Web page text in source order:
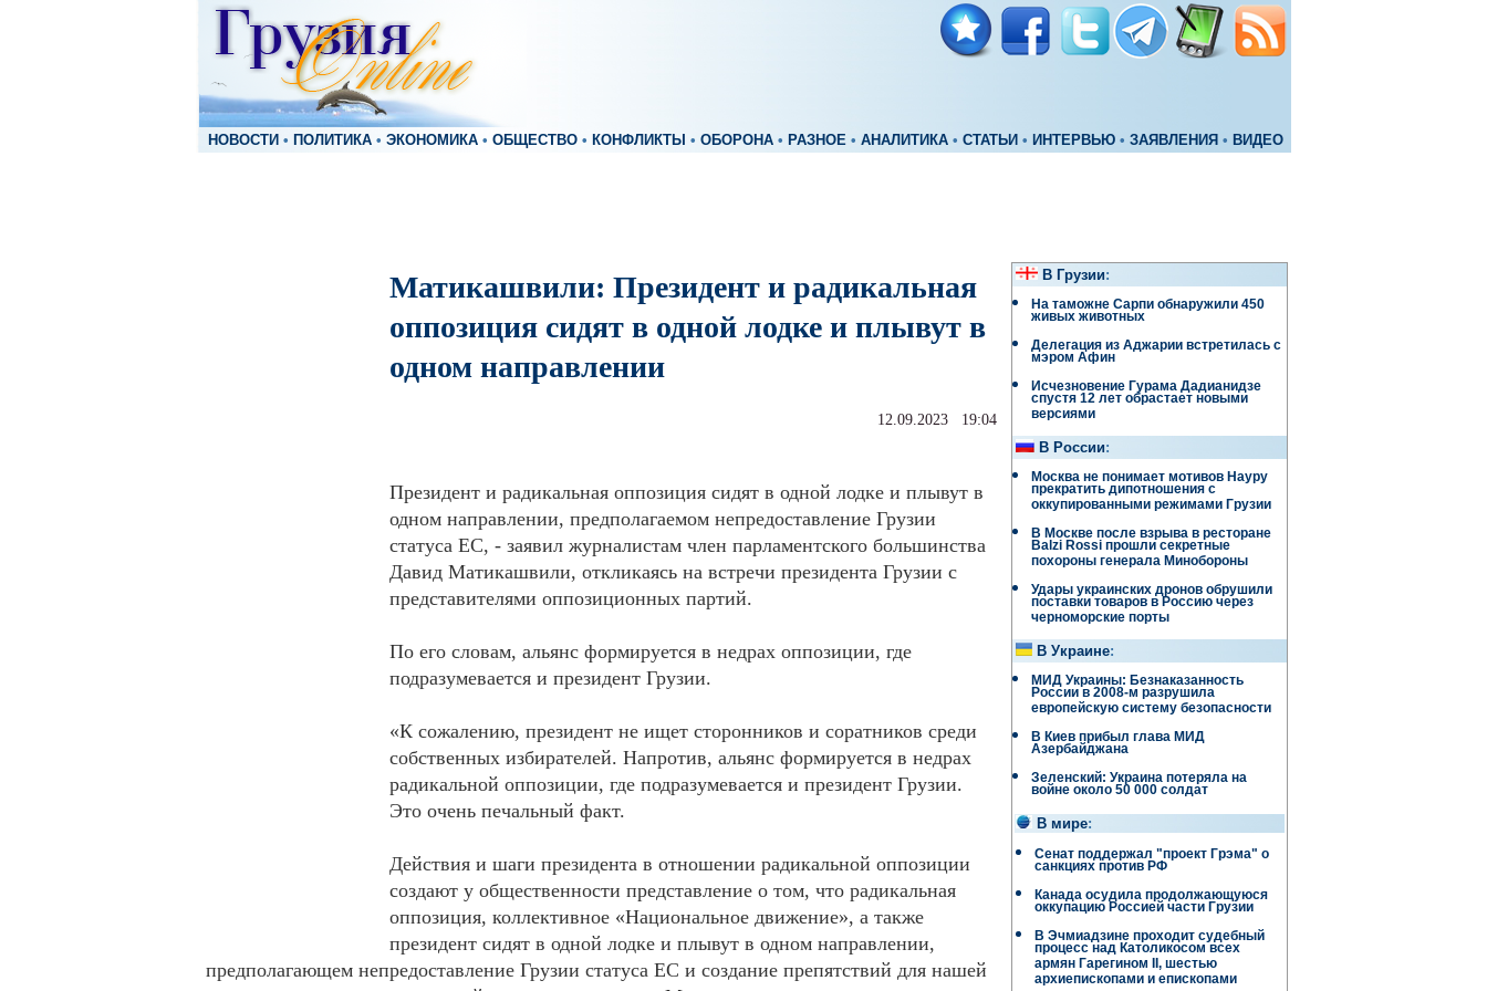
НОВОСТИ • ПОЛИТИКА • ЭКОНОМИКА • ОБЩЕСТВО • КОНФЛИКТЫ • ОБОРОНА • РАЗНОЕ • АНАЛИТИКА • СТАТЬИ • ИНТЕРВЬЮ • ЗАЯВЛЕНИЯ • ВИДЕО
Матикашвили: Президент и радикальная
оппозиция сидят в одной лодке и плывут в
одном направлении
12.09.2023 19:04
Президент и радикальная оппозиция сидят в одной лодке и плывут в
одном направлении, предполагаемом непредоставление Грузии
статуса ЕС, - заявил журналистам член парламентского большинства
Давид Матикашвили, откликаясь на встречи президента Грузии с
представителями оппозиционных партий.
По его словам, альянс формируется в недрах оппозиции, где
подразумевается и президент Грузии.
«К сожалению, президент не ищет сторонников и соратников среди
собственных избирателей. Напротив, альянс формируется в недрах
радикальной оппозиции, где подразумевается и президент Грузии.
Это очень печальный факт.
Действия и шаги президента в отношении радикальной оппозиции
создают у общественности представление о том, что радикальная
оппозиция, коллективное «Национальное движение», а также
президент сидят в одной лодке и плывут в одном направлении,
предполагающем непредоставление Грузии статуса ЕС и создание препятствий для нашей
В Грузии:
На таможне Сарпи обнаружили 450
живых животных
Делегация из Аджарии встретилась с
мэром Афин
Исчезновение Гурама Дадианидзе
спустя 12 лет обрастает новыми
версиями
В России:
Москва не понимает мотивов Науру
прекратить дипотношения с
оккупированными режимами Грузии
В Москве после взрыва в ресторане
Balzi Rossi прошли секретные
похороны генерала Минобороны
Удары украинских дронов обрушили
поставки товаров в Россию через
черноморские порты
В Украине:
МИД Украины: Безнаказанность
России в 2008-м разрушила
европейскую систему безопасности
В Киев прибыл глава МИД
Азербайджана
Зеленский: Украина потеряла на
войне около 50 000 солдат
В мире:
Сенат поддержал "проект Грэма" о
санкциях против РФ
Канада осудила продолжающуюся
оккупацию Россией части Грузии
В Эчмиадзине проходит судебный
процесс над Католикосом всех
армян Гарегином II, шестью
архиепископами и епископами